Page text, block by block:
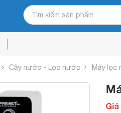
Cây nước - Lọc nước Máy lọc
Giá